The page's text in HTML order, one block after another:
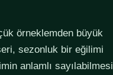
örneklemden büyük
sezonluk bir eğilimi
anlamlı sayılabilmesi